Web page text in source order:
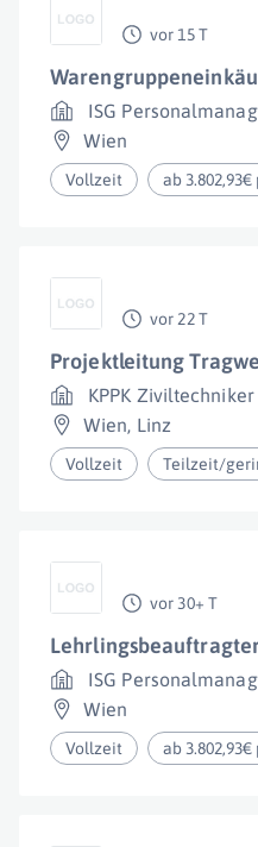
vor 15 T
ISG
Wien
Vollzeit ab
vor 22 T
Projektleitung
KPPK
Wien, Linz
Vollzeit Teilzeit/
vor 30+ T
ISG
Wien
Vollzeit ab